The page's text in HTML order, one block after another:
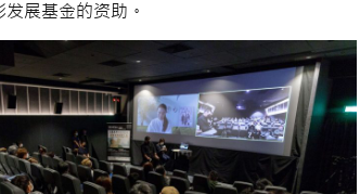
展基金的资助。